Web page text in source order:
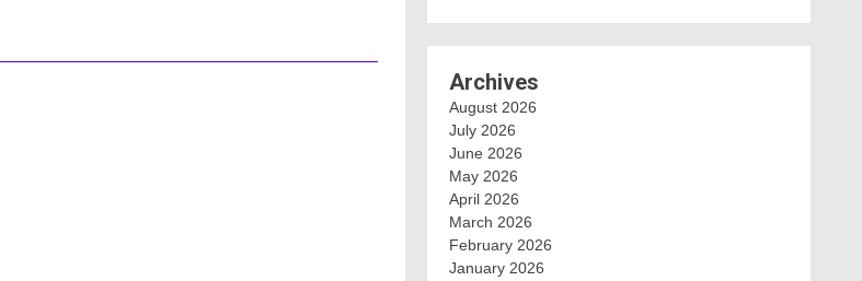
Archives
August 2026
July 2026
June 2026
May 2026
April 2026
March 2026
February 2026
January 2026